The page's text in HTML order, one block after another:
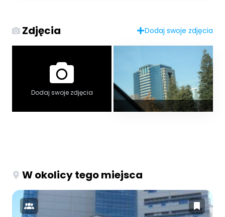
Zdjęcia Dodaj swoje zdjęcia
Dodaj swoje zdjęcia
W okolicy tego miejsca